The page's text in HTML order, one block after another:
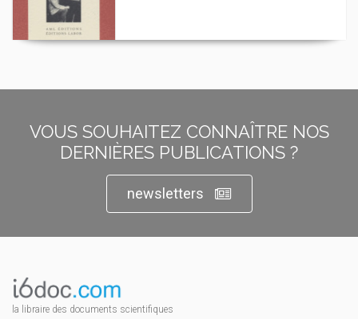
VOUS SOUHAITEZ CONNAÎTRE NOS
DERNIÈRES PUBLICATIONS ?
newsletters
la libraire des documents scientifiques